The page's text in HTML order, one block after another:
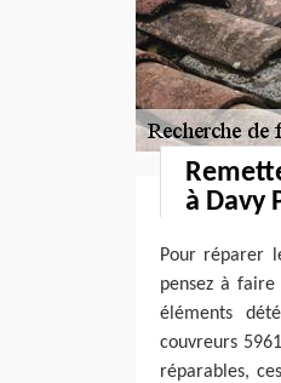
à Davy
Pour réparer
pensez à
éléments
couvreurs
réparables,